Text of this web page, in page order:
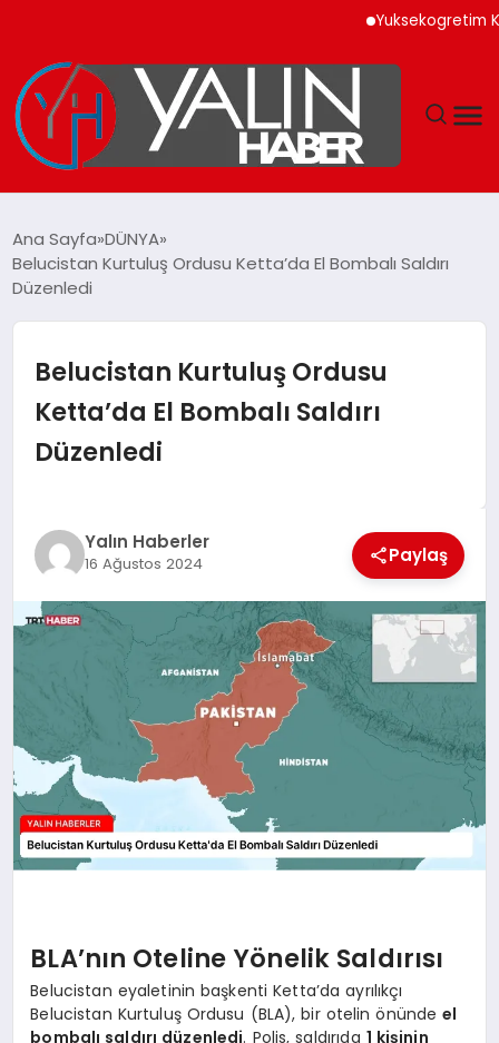
Yuksekogretim
SPOR
YAŞAM
TEKNOLOJİ
MAGAZİN
SAĞLIK
Ana Sayfa DÜNYA
Belucistan Kurtuluş Ordusu Ketta’da El Bombalı Saldırı
Düzenledi
Belucistan Kurtuluş Ordusu
Ketta’da El Bombalı Saldırı
Düzenledi
Yalın Haberler
16 Ağustos 2024 Paylaş
BLA’nın Oteline Yönelik Saldırısı
Belucistan eyaletinin başkenti Ketta’da ayrılıkçı
Belucistan Kurtuluş Ordusu (BLA), bir otelin önündeel
bombalı saldırı düzenledi. Polis, saldırıda 1 kişinin